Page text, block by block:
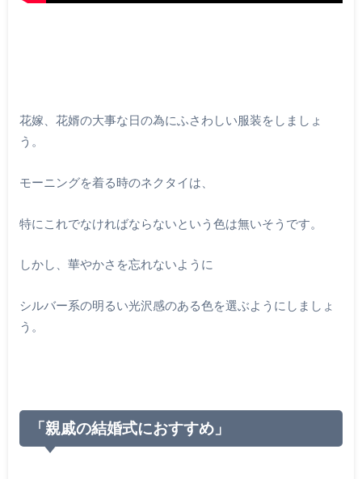
花嫁、花婿の大事な日の為にふさわしい服装をしましょ
う。
モーニングを着る時のネクタイは、
特にこれでなければならないという色は無いそうです。
しかし、華やかさを忘れないように
シルバー系の明るい光沢感のある色を選ぶようにしましょ
う。
「親戚の結婚式におすすめ」